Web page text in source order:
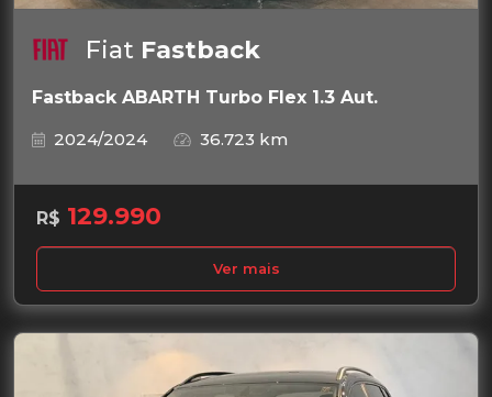
Fiat Fastback
Fastback ABARTH Turbo Flex 1.3 Aut.
2024/2024
36.723 km
R$ 129.990
Ver mais